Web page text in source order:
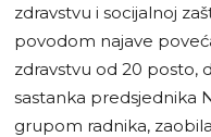
zdravstvu i socijalnoj
povodom najave
zdravstvu od 20 posto,
sastanka predsjednika
grupom radnika,